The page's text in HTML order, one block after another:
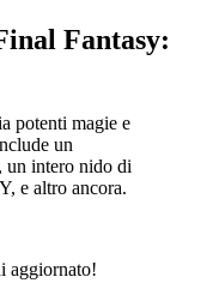
Fantasy:
potenti magie e
un
un intero nido di
e altro ancora.
aggiornato!